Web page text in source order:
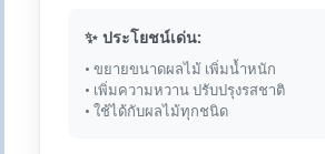
✨ ประโยชน์เด่น:
• ขยายขนาดผลไม้ เพิ่มน้ำหนัก
• เพิ่มความหวาน ปรับปรุงรสชาติ
• ใช้ได้กับผลไม้ทุกชนิด